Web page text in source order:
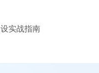
实战指南